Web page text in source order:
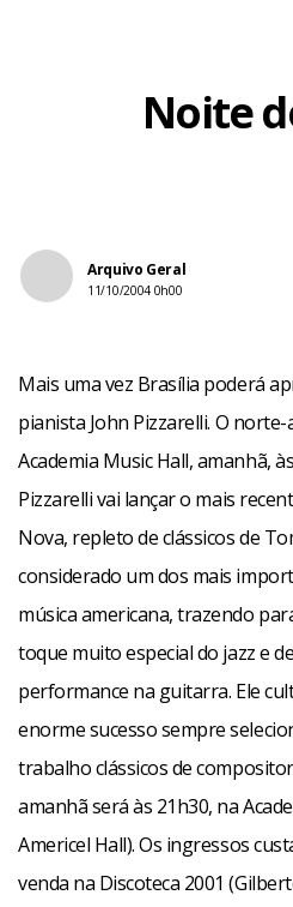
Noite
Arquivo Geral
11/10/2004 0h00
Mais uma vez Brasília poderá
pianista John Pizzarelli. O
Academia Music Hall, amanhã,
Pizzarelli vai lançar o mais
Nova, repleto de clássicos de
considerado um dos mais
música americana, trazendo
toque muito especial do jazz e
performance na guitarra. Ele
enorme sucesso sempre
trabalho clássicos de
amanhã será às 21h30, na
Americel Hall). Os ingressos
venda na Discoteca 2001